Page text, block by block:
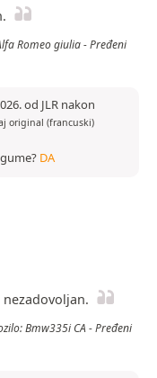
Romeo giulia - Pređeni
od JLR nakon
original (francuski)
DA
Bmw335i CA - Pređeni